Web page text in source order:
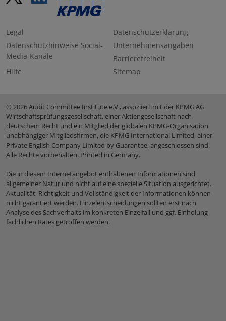
Legal
Datenschutzerklärung
Datenschutzhinweise Social-
Media-Kanäle
Unternehmensangaben
Barrierefreiheit
Hilfe
Sitemap
© 2026 Audit Committee Institute e.V., assoziiert mit der KPMG AG
Wirtschaftsprüfungsgesellschaft, einer Aktiengesellschaft nach
deutschem Recht und ein Mitglied der globalen KPMG-Organisation
unabhängiger Mitgliedsfirmen, die KPMG International Limited, einer
Private English Company Limited by Guarantee, angeschlossen sind.
Alle Rechte vorbehalten. Printed in Germany.
Die in diesem Internetangebot enthaltenen Informationen sind
allgemeiner Natur und nicht auf eine spezielle Situation ausgerichtet.
Aktualität, Richtigkeit und Vollständigkeit der Informationen können
nicht garantiert werden. Einzelentscheidungen sollten erst nach
Analyse des Sachverhalts im konkreten Einzelfall und ggf. Einholung
fachlichen Rates getroffen werden.